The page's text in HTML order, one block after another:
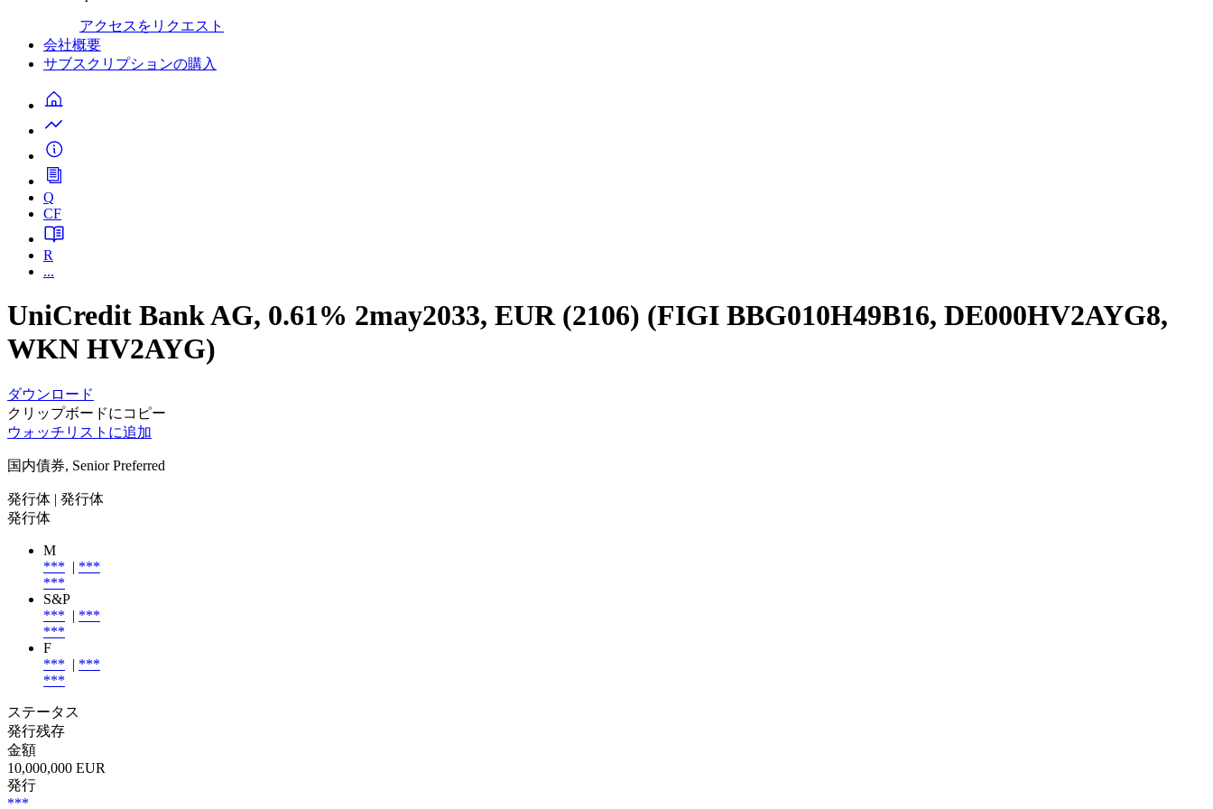
アクセスをリクエスト
会社概要
サブスクリプションの購入
Q
CF
R
...
UniCredit Bank AG, 0.61% 2may2033, EUR (2106) (FIGI BBG010H49B16, DE000HV2AYG8,
WKN HV2AYG)
ダウンロード
クリップボードにコピー
ウォッチリストに追加
国内債券, Senior Preferred
発行体 | 発行体
発行体
M
*** | ***
***
S&P
*** | ***
***
F
*** | ***
***
ステータス
発行残存
金額
10,000,000 EUR
発行
***